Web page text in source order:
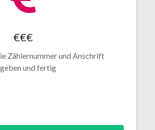
€€€
Zählernummer und Anschrift
und fertig